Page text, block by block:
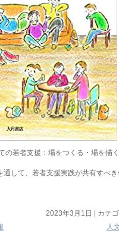
若者支援：場をつくる・場を描く
して、若者支援実践が共有すべき
2023年3月1日 カテ
人